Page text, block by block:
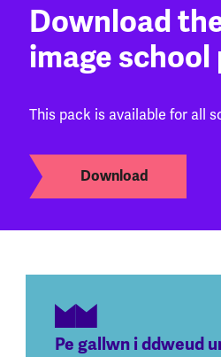
Download
image school
This pack is available for all
Download
Pe gallwn i ddweud